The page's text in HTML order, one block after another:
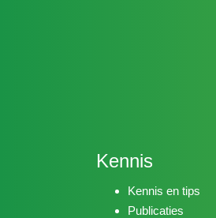
Kennis
Kennis en tips
Publicaties